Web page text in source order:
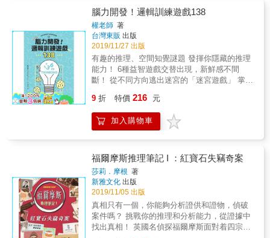
傷眼，3C產品靠邊站！ 450種紙上手遊，不受
空間限制、想玩就能玩！ ★&& &語言力＋計算
力＋判斷力＋推理力＋分析力， 5力全開的5種
遊戲類型、感受破題解謎的燒腦快感！ ★&& &
小孩開發潛能、大人抗老健智， 每天10分鐘的
跨齡遊戲挑戰賽，促進家人感情、PK左右腦！
腦力開發！邏輯訓練遊戲138
權老師 著
台灣東販 出版
2019/11/27 出版
有趣的推理、空間知覺謎題 發揮你隱藏的推理
能力！ 6種益智遊戲交替出現，新鮮感不間
斷！ 從不同方向逃出迷宮的「迷宮遊戲」 掌握
方向的「展開圖」 換個角度看物體的「俯瞰
圖」 找出數字之間關係、連接起來的「造橋」
遊戲 隨機出現的新型態「特別謎題」 難易度分
題，如果特別喜歡某一種題型，也可以挑選作
答。 不需要什麼準備，只要有清晰的思考能力
和明確的判斷力就夠了！
等級1：初級，給初學者的入門題目。 等級2：
中級，給益智遊戲愛好者的中等題目。 等級
3：高級，給非常熟悉益智謎題與遊戲者的高級
題目。
9 折 特價 216 元
加入購物車
福爾摩斯推理筆記 I ：紅寶石失竊奇案
莎莉．摩根 著
新雅文化 出版
2019/11/05 出版
真相只有一個，你能夠分析證供和證物，偵破
案件嗎？ 挑戰你的推理和分析能力，從證據中
找出真相！ 英國名偵探福爾摩斯面對着四宗棘